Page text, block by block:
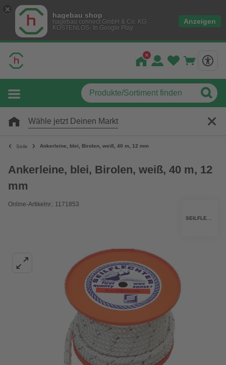
hagebau shop
hagebau connect GmbH & Co. KG
KOSTENLOS- In Google Play
Anzeigen
Wähle jetzt Deinen Markt
Seile Ankerleine, blei, Birolen, weiß, 40 m, 12 mm
Ankerleine, blei, Birolen, weiß, 40 m, 12
mm
Online-Artikelnr.: 1171853